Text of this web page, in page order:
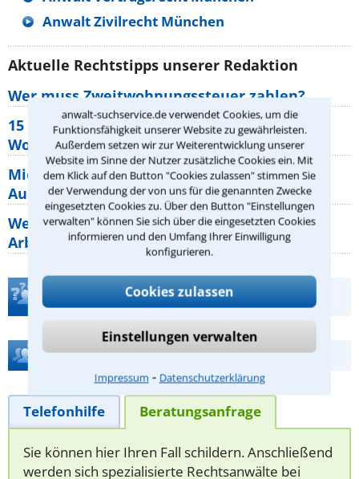
anwalt-suchservice.de verwendet Cookies, um die
Funktionsfähigkeit unserer Website zu gewährleisten.
Außerdem setzen wir zur Weiterentwicklung unserer
Website im Sinne der Nutzer zusätzliche Cookies ein. Mit
dem Klick auf den Button "Cookies zulassen" stimmen Sie
der Verwendung der von uns für die genannten Zwecke
eingesetzten Cookies zu. Über den Button "Einstellungen
verwalten" können Sie sich über die eingesetzten Cookies
informieren und den Umfang Ihrer Einwilligung
konfigurieren.
Cookies zulassen
Einstellungen verwalten
Impressum ⁃ Datenschutzerklärung
Anwalt Zivilrecht München
Aktuelle Rechtstipps unserer Redaktion
Wer muss Zweitwohnungssteuer zahlen?
15 elementare Rechte, die jeder
Wohnungseigentümer kennen sollte
Mietpreisbremse 2026: Alle Regeln,
Ausnahmen und Rechte für Mieter
Welche Regeln für Teilnahme, Urlaub,
Arbeitszeit gelten beim
Teste Dein Rechtswissen
Hilfe bei Ihrer Anwaltsuche?
Telefonhilfe Beratungsanfrage
Sie können hier Ihren Fall schildern. Anschließend
werden sich spezialisierte Rechtsanwälte bei